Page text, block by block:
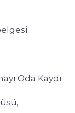
Oda Kaydı